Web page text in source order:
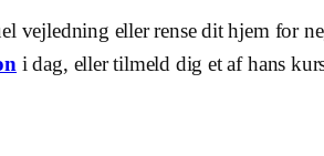
vejledning eller rense dit hjem for
i dag, eller tilmeld dig et af hans